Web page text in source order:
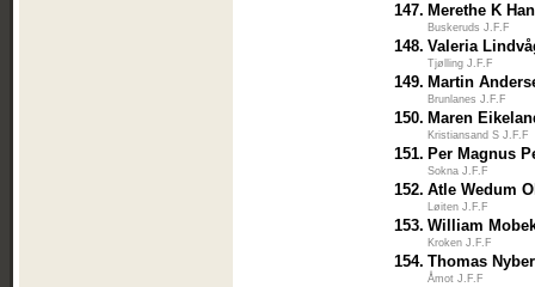
147. Merethe K
Buskeruds J.F.F
148. Valeria
Tjølling J.F.F
149. Martin
Brunlanes J.F.F
150. Maren
Kristiansand S J.F.F
151. Per Magnus
Sokna J.F.F
152. Atle Wedum
Løiten J.F.F
153. William
Kroken J.F.F
154. Thomas
Åmot J.F.F